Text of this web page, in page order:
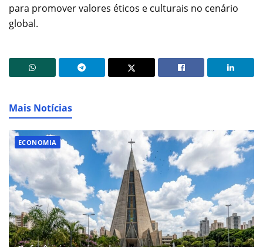
para promover valores éticos e culturais no cenário
global.
Mais Notícias
ECONOMIA